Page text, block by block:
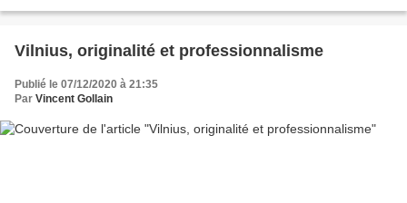
Vilnius, originalité et professionnalisme
Publié le 07/12/2020 à 21:35
Par Vincent Gollain